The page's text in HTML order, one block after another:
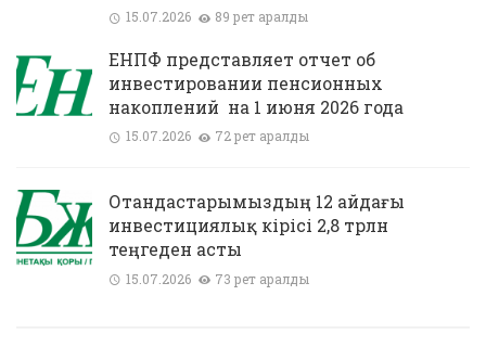
15.07.2026 89 рет қаралды
ЕНПФ представляет отчет об
инвестировании пенсионных
накоплений на 1 июня 2026 года
15.07.2026 72 рет қаралды
Отандастарымыздың 12 айдағы
инвестициялық кірісі 2,8 трлн
теңгеден асты
15.07.2026 73 рет қаралды